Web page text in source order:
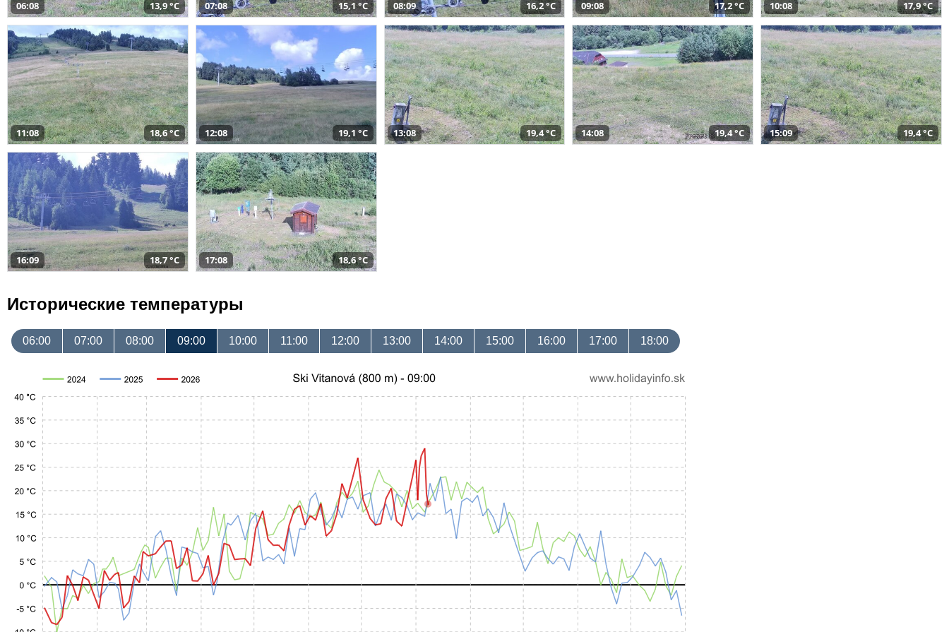
06:08 13,9 °C 07:08 15,1 °C 08:09 16,2 °C 09:08 17,2 °C 10:08 17,9 °C
11:08 18,6 °C 12:08 19,1 °C 13:08 19,4 °C 14:08 19,4 °C 15:09 19,4 °C
16:09 18,7 °C 17:08 18,6 °C
Исторические температуры
06:00 07:00 08:00 09:00 10:00 11:00 12:00 13:00 14:00 15:00 16:00 17:00 18:00